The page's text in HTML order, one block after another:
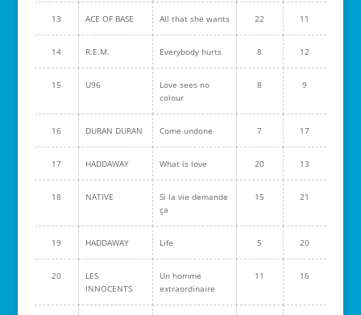
13 ACE OF BASE All that she wants 22 11
14 R.E.M. Everybody hurts 8 12
15 U96
Love sees no
colour
8 9
16 DURAN DURAN Come undone 7 17
17 HADDAWAY What is love 20 13
18 NATIVE
Si la vie demande
ça
15 21
19 HADDAWAY Life 5 20
20
LES
INNOCENTS
Un homme
extraordinaire
11 16